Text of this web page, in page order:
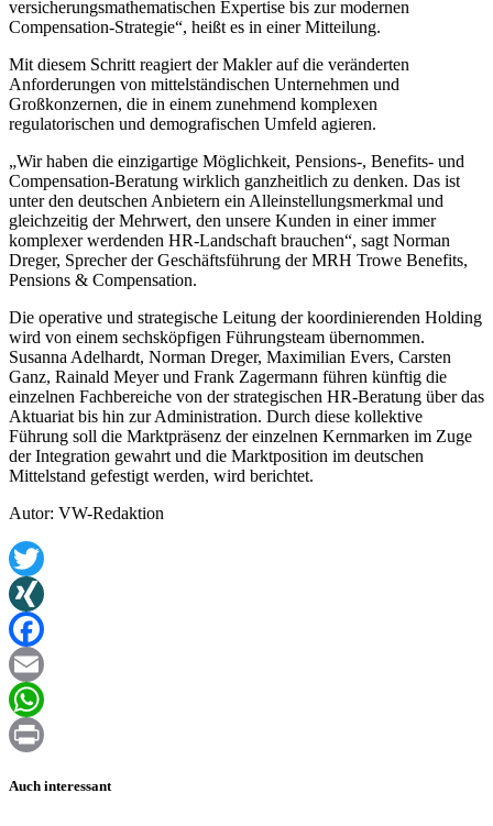
versicherungsmathematischen Expertise bis zur modernen
Compensation-Strategie“, heißt es in einer Mitteilung.
Mit diesem Schritt reagiert der Makler auf die veränderten
Anforderungen von mittelständischen Unternehmen und
Großkonzernen, die in einem zunehmend komplexen
regulatorischen und demografischen Umfeld agieren.
„Wir haben die einzigartige Möglichkeit, Pensions-, Benefits- und
Compensation-Beratung wirklich ganzheitlich zu denken. Das ist
unter den deutschen Anbietern ein Alleinstellungsmerkmal und
gleichzeitig der Mehrwert, den unsere Kunden in einer immer
komplexer werdenden HR-Landschaft brauchen“, sagt Norman
Dreger, Sprecher der Geschäftsführung der MRH Trowe Benefits,
Pensions & Compensation.
Die operative und strategische Leitung der koordinierenden Holding
wird von einem sechsköpfigen Führungsteam übernommen.
Susanna Adelhardt, Norman Dreger, Maximilian Evers, Carsten
Ganz, Rainald Meyer und Frank Zagermann führen künftig die
einzelnen Fachbereiche von der strategischen HR-Beratung über das
Aktuariat bis hin zur Administration. Durch diese kollektive
Führung soll die Marktpräsenz der einzelnen Kernmarken im Zuge
der Integration gewahrt und die Marktposition im deutschen
Mittelstand gefestigt werden, wird berichtet.
Autor: VW-Redaktion
Twitter
XING
Facebook
Email
WhatsApp
Auch interessant